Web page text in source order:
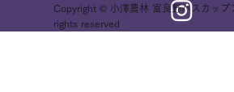
Copyright © 小澤農林 富良野ハスカップ
rights reserved